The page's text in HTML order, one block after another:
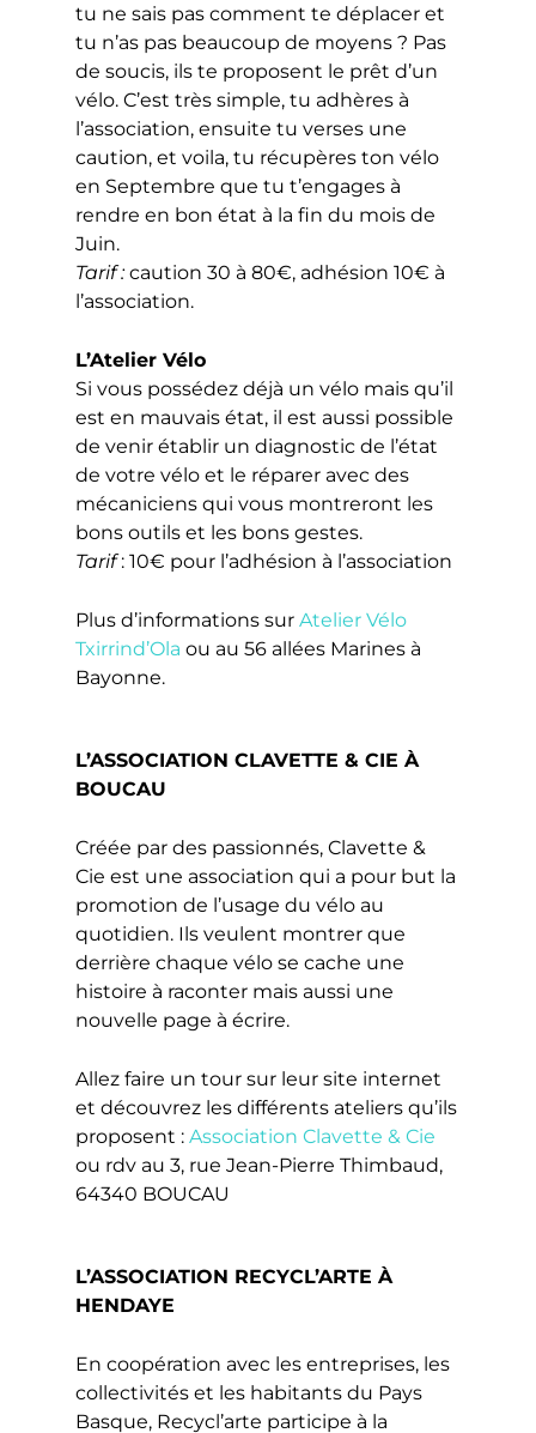
tu ne sais pas comment te déplacer et
tu n’as pas beaucoup de moyens ? Pas
de soucis, ils te proposent le prêt d’un
vélo. C’est très simple, tu adhères à
l’association, ensuite tu verses une
caution, et voila, tu récupères ton vélo
en Septembre que tu t’engages à
rendre en bon état à la fin du mois de
Juin.
Tarif :caution 30 à 80€, adhésion 10€ à
l’association.
L’Atelier Vélo
Si vous possédez déjà un vélo mais qu’il
est en mauvais état, il est aussi possible
de venir établir un diagnostic de l’état
de votre vélo et le réparer avec des
mécaniciens qui vous montreront les
bons outils et les bons gestes.
Tarif: 10€ pour l’adhésion à l’association
Plus d’informations surAtelier Vélo
Txirrind’Ola ou au 56 allées Marines à
Bayonne.
L’ASSOCIATION CLAVETTE & CIE À
BOUCAU
Créée par des passionnés, Clavette &
Cie est une association qui a pour but la
promotion de l’usage du vélo au
quotidien. Ils veulent montrer que
derrière chaque vélo se cache une
histoire à raconter mais aussi une
nouvelle page à écrire.
Allez faire un tour sur leur site internet
et découvrez les différents ateliers qu’ils
proposent :Association Clavette & Cie
ou rdv au 3, rue Jean-Pierre Thimbaud,
64340 BOUCAU
L’ASSOCIATION RECYCL’ARTE À
HENDAYE
En coopération avec les entreprises, les
collectivités et les habitants du Pays
Basque, Recycl’arte participe à la